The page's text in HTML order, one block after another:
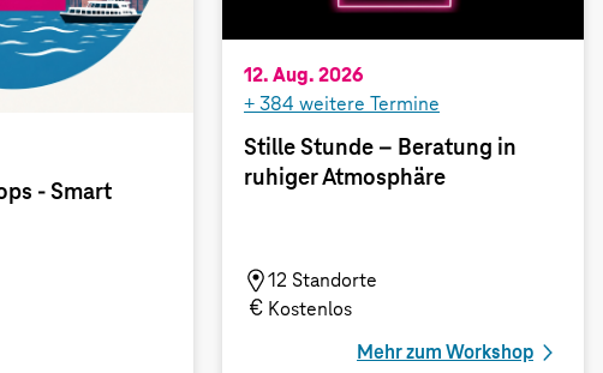
- Smart
12. Aug. 2026
+ 384 weitere Termine
Stille Stunde – Beratung in
ruhiger Atmosphäre
12 Standorte
Kostenlos
Mehr zum Workshop